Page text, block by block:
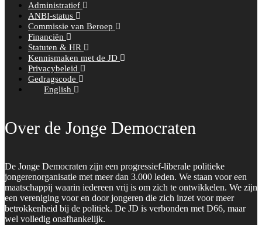
Administratief
ANBI-status
Commissie van Beroep
Financiën
Statuten & HR
Kennismaken met de JD
Privacybeleid
Gedragscode
English
Over de Jonge Democraten
De Jonge Democraten zijn een progressief-liberale politieke
jongerenorganisatie met meer dan 3.000 leden. We staan voor een
maatschappij waarin iedereen vrij is om zich te ontwikkelen. We zijn
een vereniging voor en door jongeren die zich inzet voor meer
betrokkenheid bij de politiek. De JD is verbonden met D66, maar
wel volledig onafhankelijk.